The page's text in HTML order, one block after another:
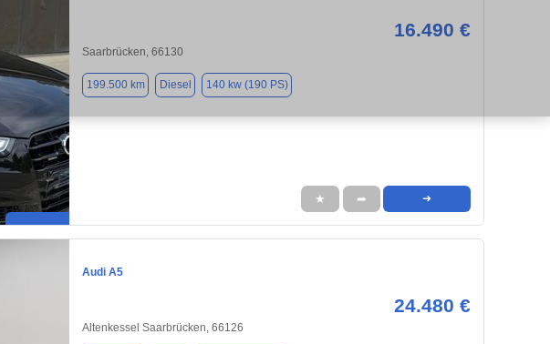
16.490 €
Saarbrücken, 66130
199.500 km Diesel 140 kw (190 PS)
★ ➦ ➜
Audi A5
24.480 €
Altenkessel Saarbrücken, 66126